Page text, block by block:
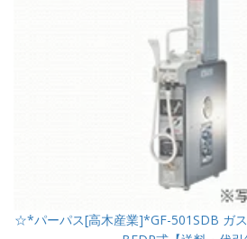
☆*パーパス[高木産業]*GF-501SDB ガ